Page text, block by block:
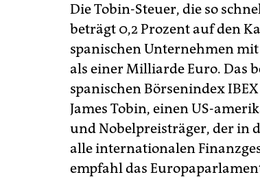
Die Tobin-Steuer, die so
beträgt 0,2 Prozent auf den
spanischen Unternehmen
als einer Milliarde Euro. Das
spanischen Börsenindex
James Tobin, einen US-
und Nobelpreisträger, der in
alle internationalen
empfahl das